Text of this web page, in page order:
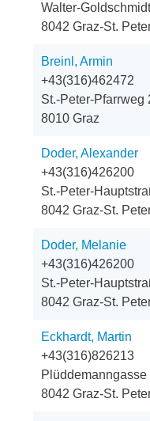
Walter-
8042 Graz-St.
Breinl, Armin
+43(316)462472
St.-Peter-Pfarrweg
8010 Graz
Doder, Alexander
+43(316)426200
St.-Peter-
8042 Graz-St.
Doder, Melanie
+43(316)426200
St.-Peter-
8042 Graz-St.
Eckhardt, Martin
+43(316)826213
Plüddemanngasse
8042 Graz-St.